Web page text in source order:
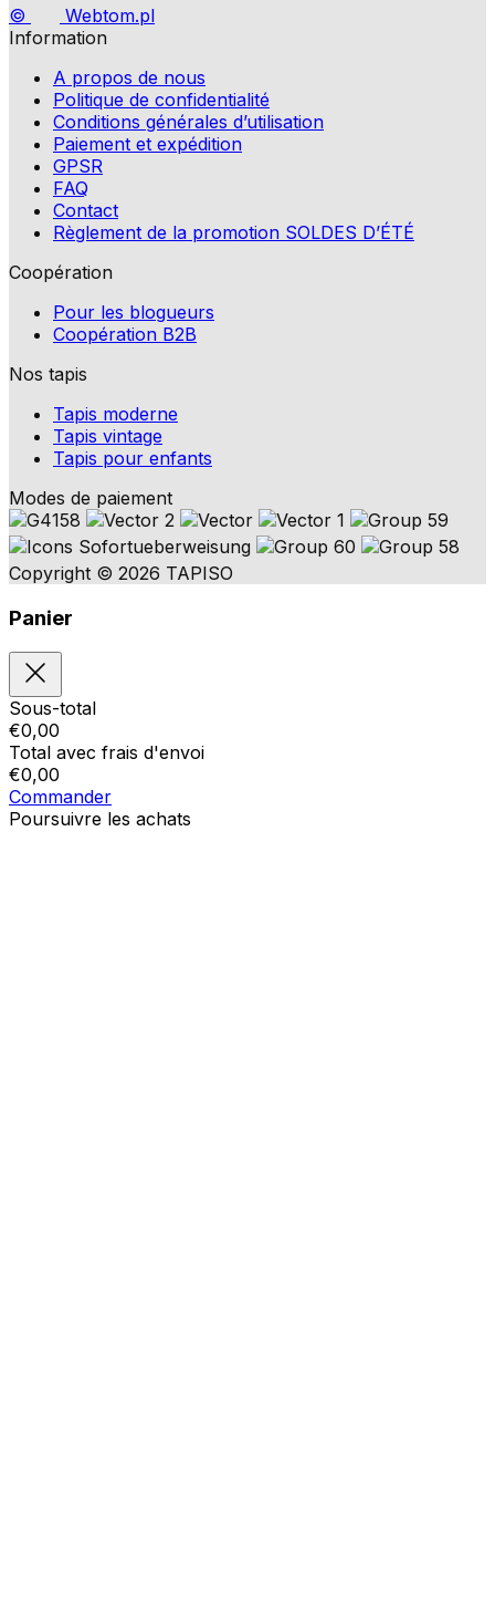
©
Webtom.pl
Information
A propos de nous
Politique de confidentialité
Conditions générales d’utilisation
Paiement et expédition
GPSR
FAQ
Contact
Règlement de la promotion SOLDES D’ÉTÉ
Coopération
Pour les blogueurs
Coopération B2B
Nos tapis
Tapis moderne
Tapis vintage
Tapis pour enfants
Modes de paiement
Copyright © 2026 TAPISO
Panier
Sous-total
€0,00
Total avec frais d'envoi
€0,00
Commander
Poursuivre les achats